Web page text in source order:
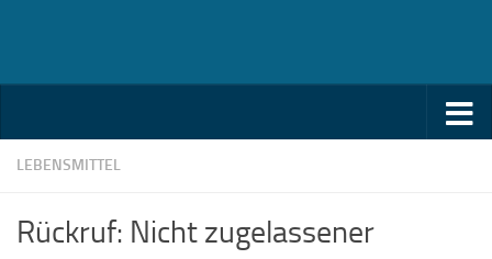
LEBENSMITTEL
Rückruf: Nicht zugelassener